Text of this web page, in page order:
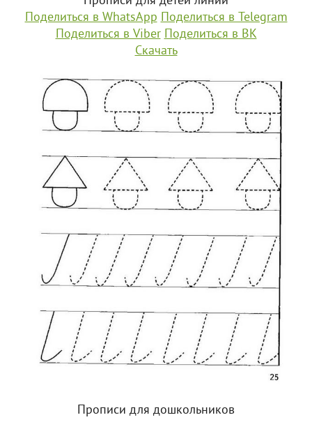
Поделиться в WhatsApp Поделиться в Telegram
Поделиться в Viber Поделиться в ВК
Скачать
Прописи для дошкольников